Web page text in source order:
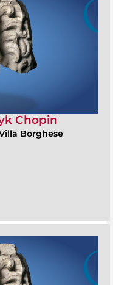
Chopin
Borghese